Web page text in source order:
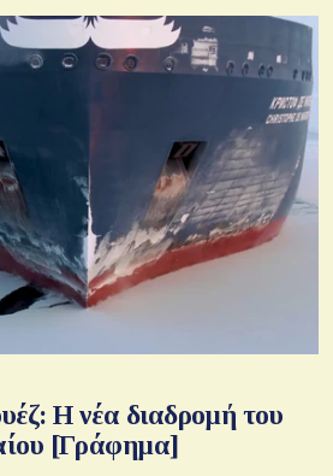
Η νέα διαδρομή του
[Γράφημα]